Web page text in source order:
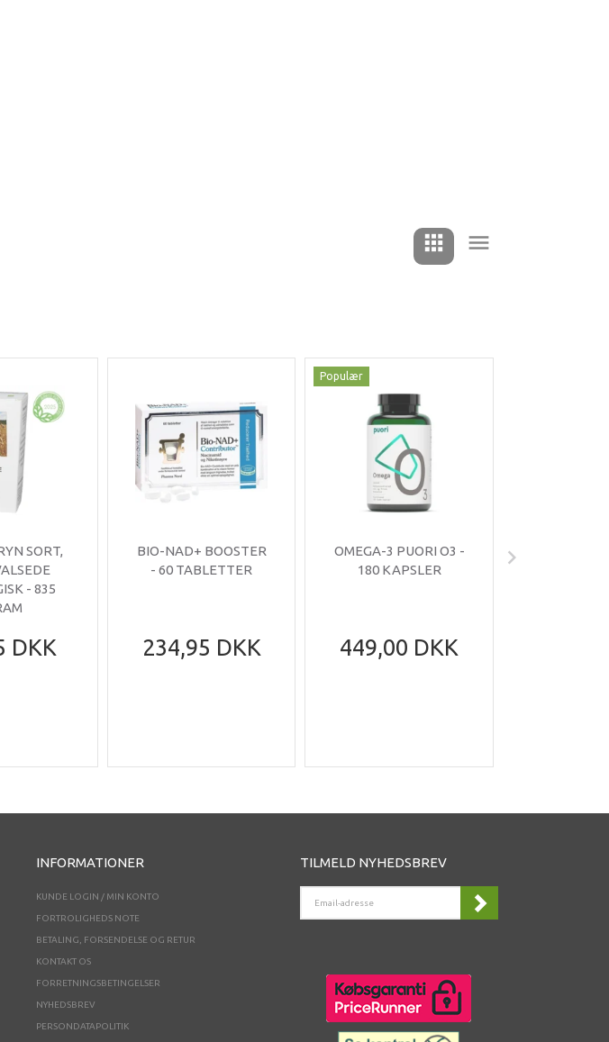
SORT,
- 835
DKK
BIO-NAD+ BOOSTER
- 60 TABLETTER
234,95 DKK
Populær
OMEGA-3 PUORI O3 -
180 KAPSLER
449,00 DKK
INFORMATIONER
KUNDE LOGIN / MIN KONTO
FORTROLIGHEDS NOTE
BETALING, FORSENDELSE OG RETUR
KONTAKT OS
FORRETNINGSBETINGELSER
NYHEDSBREV
PERSONDATAPOLITIK
TILMELD NYHEDSBREV
ADRESSE